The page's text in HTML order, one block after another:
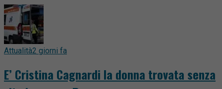
Attualità2 giorni fa
E’ Cristina Cagnardi la donna trovata senza